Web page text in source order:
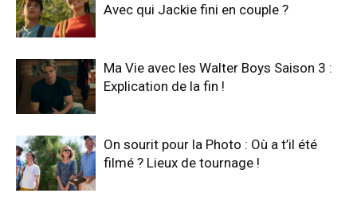
Avec qui Jackie fini en couple ?
Ma Vie avec les Walter Boys Saison 3 :
Explication de la fin !
On sourit pour la Photo : Où a t’il été
filmé ? Lieux de tournage !